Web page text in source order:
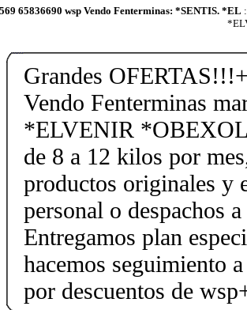
65836690 wsp Vendo Fenterminas: *SENTIS. *EL
Grandes
Vendo Fenterminas
*ELVENIR
de 8 a 12 kilos por
productos originales y
personal o despachos
Entregamos plan
hacemos seguimiento
por descuentos de